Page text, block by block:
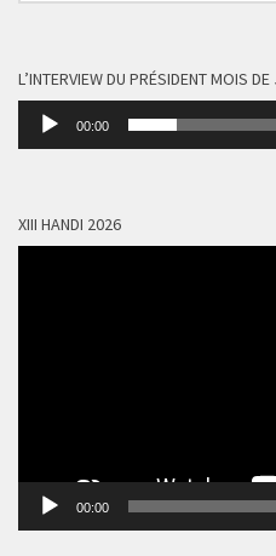
L’INTERVIEW DU PRÉSIDENT MOIS
Lecteur
00:00
XIII HANDI 2026
00:00